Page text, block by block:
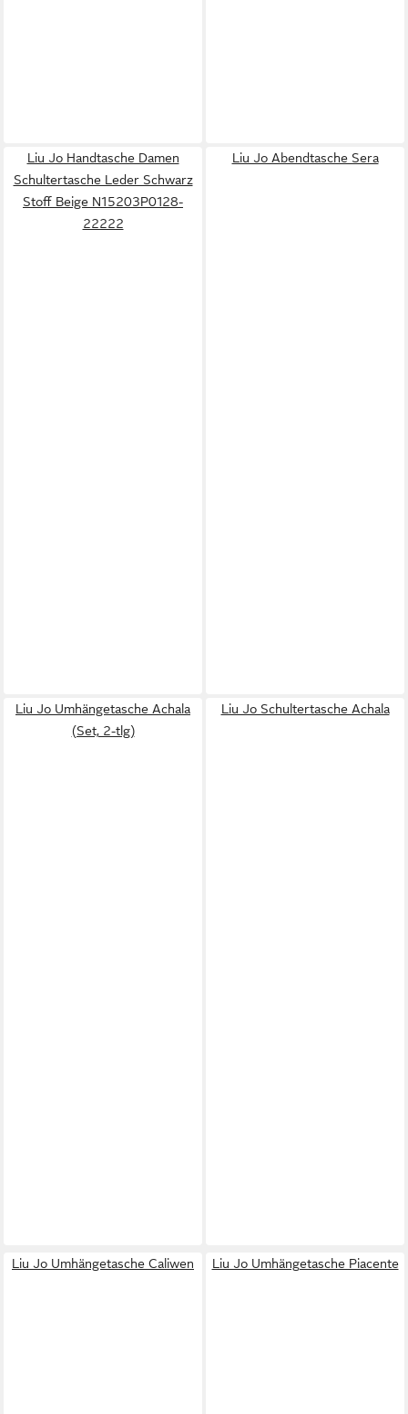
Liu Jo Handtasche Damen
Schultertasche Leder Schwarz
Stoff Beige N15203P0128-
22222
Liu Jo Abendtasche Sera
Liu Jo Umhängetasche Achala
(Set, 2-tlg)
Liu Jo Schultertasche Achala
Liu Jo Umhängetasche Caliwen Liu Jo Umhängetasche Piacente